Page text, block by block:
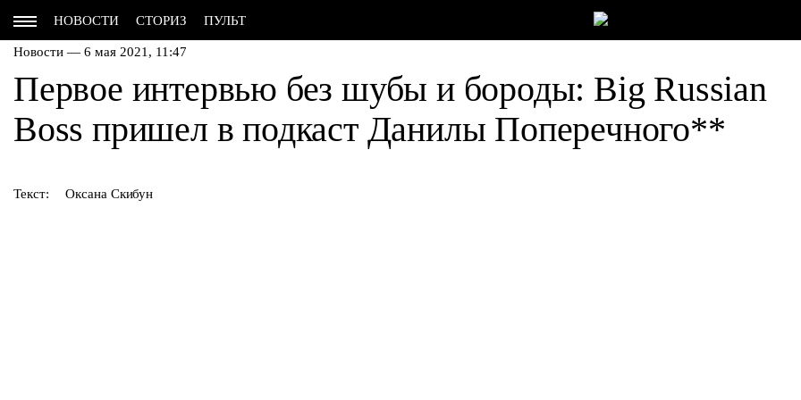
НОВОСТИ СТОРИЗ ПУЛЬТ
Новости — 6 мая 2021, 11:47
Первое интервью без шубы и бороды: Big Russian
Boss пришел в подкаст Данилы Поперечного**
Текст: Оксана Скибун